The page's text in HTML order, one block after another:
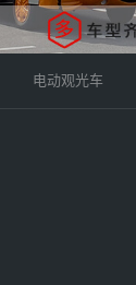
电动观光车